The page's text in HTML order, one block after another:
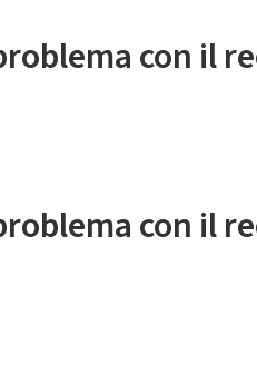
con il
con il